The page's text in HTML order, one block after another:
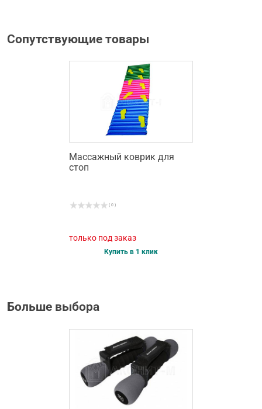
Сопутствующие товары
Массажный коврик для
стоп
( 0 )
только под заказ
Купить в 1 клик
Больше выбора